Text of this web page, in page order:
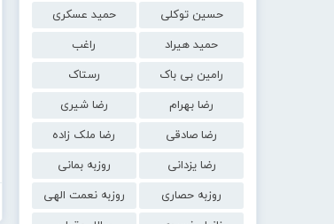
حسین توکلی
حمید عسکری
حمید هیراد
راغب
رامین بی باک
رستاک
رضا بهرام
رضا شیری
رضا صادقی
رضا ملک زاده
رضا یزدانی
روزبه بمانی
روزبه حصاری
روزبه نعمت الهی